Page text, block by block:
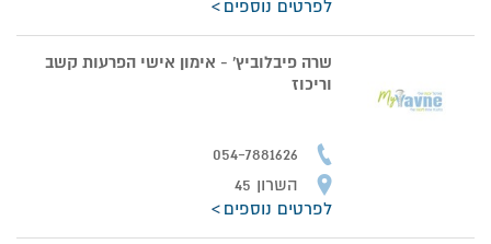
לפרטים נוספים
שרה פיבלוביץ' - אימון אישי הפרעות קשב
וריכוז
054-7881626
השרון 45
לפרטים נוספים